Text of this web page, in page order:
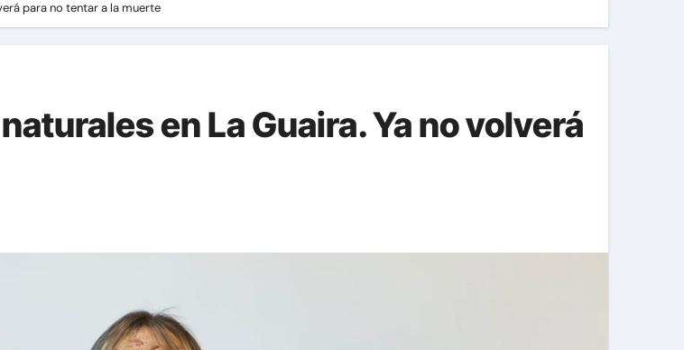
para no tentar a la muerte
en La Guaira. Ya no volverá